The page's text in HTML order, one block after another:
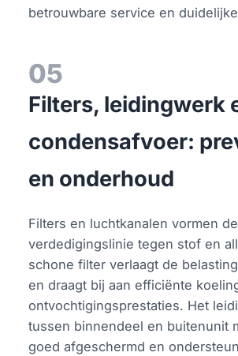
betrouwbare service en
05
Filters, leidingwerk
condensafvoer:
en onderhoud
Filters en luchtkanalen vormen
verdedigingslinie tegen stof en
schone filter verlaagt de
en draagt bij aan efficiënte
ontvochtigingsprestaties. Het
tussen binnendeel en buitenunit
goed afgeschermd en